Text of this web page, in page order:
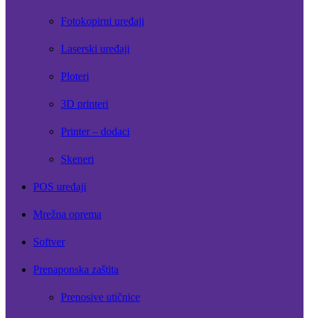
Fotokopirni uređaji
Laserski uređaji
Ploteri
3D printeri
Printer – dodaci
Skeneri
POS uređaji
Mrežna oprema
Softver
Prenaponska zaštita
Prenosive utičnice